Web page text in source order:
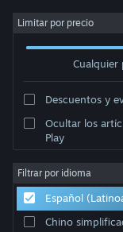
Iniciar sesión
Acerca de
Soporte
Limitar por precio
Cualquier
Descuentos y
Ocultar los
Play
Filtrar por idioma
Español
Chino
Desarrollador: GoBit
Ordenar por